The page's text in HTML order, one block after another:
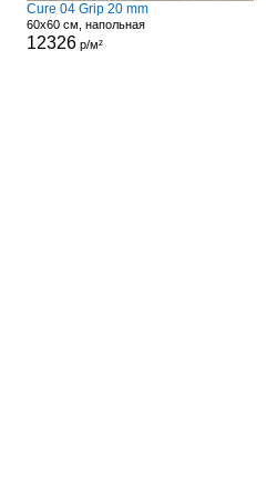
Cure 04 Grip 20 mm
60x60 см, напольная
12326р/м²